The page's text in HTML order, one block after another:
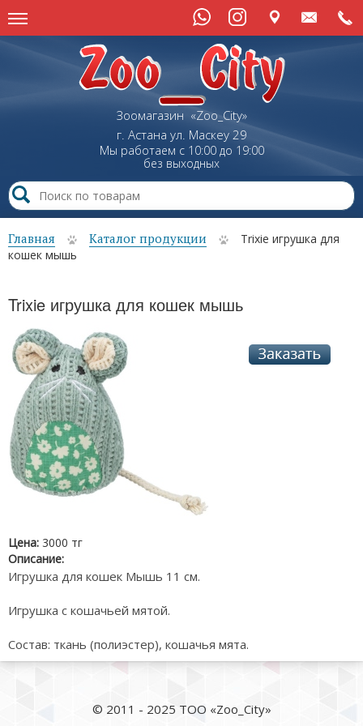
Зоомагазин «Zoo_City»
г. Астана ул. Маскеу29
Мы работаем с 10:00 до 19:00
без выходных
Главная Каталог продукции
Trixie игрушка для
кошек мышь
Trixie игрушка для кошек мышь
Цена: 3000 тг
Описание:
Игрушка для кошек Мышь 11 см.
Игрушка с кошачьей мятой.
Состав: ткань (полиэстер), кошачья мята.
© 2011 - 2025 ТОО «Zoo_City»